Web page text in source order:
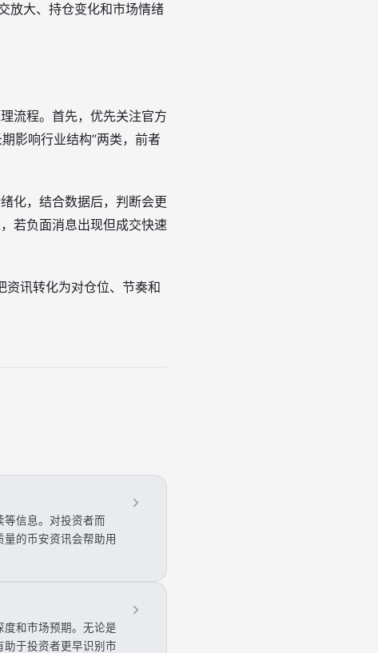
放大、持仓变化和市场情绪
流程。首先，优先关注官方
影响行业结构”两类，前者
化，结合数据后，判断会更
若负面消息出现但成交快速
资讯转化为对仓位、节奏和
等信息。对投资者而
的币安资讯会帮助用
和市场预期。无论是
于投资者更早识别市